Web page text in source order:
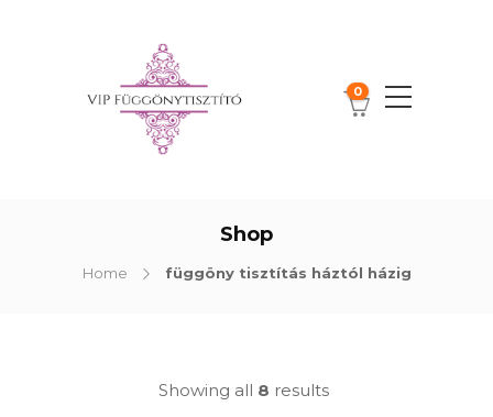
0
Shop
Home függöny tisztítás háztól házig
Showing all 8 results